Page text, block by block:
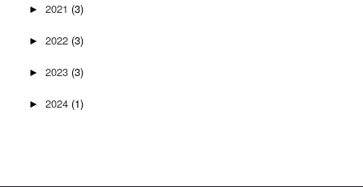
► 2021 (3)
► 2022 (3)
► 2023 (3)
► 2024 (1)